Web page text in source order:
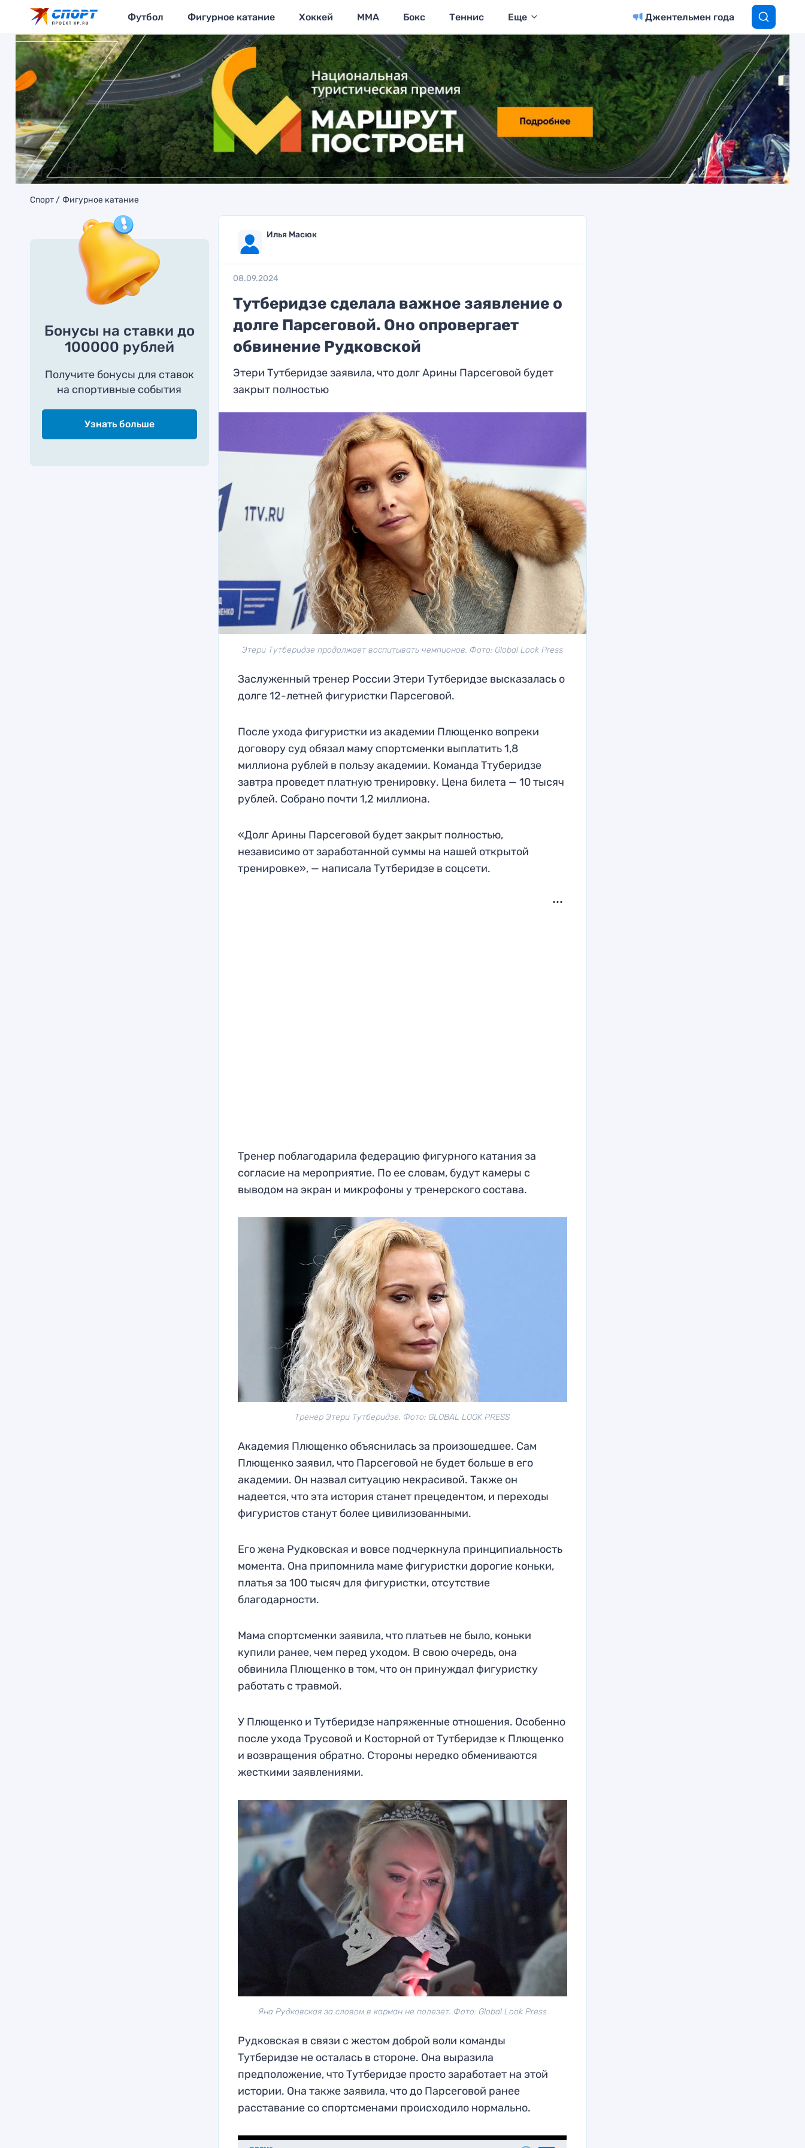
Футбол Фигурное катание Хоккей MMA Бокс Теннис Еще Джентельмен года
Спорт Фигурное катание
Бонусы на ставки до
100000 рублей
Получите бонусы для ставок
на спортивные события
Узнать больше
Илья Масюк
08.09.2024
Тутберидзе сделала важное заявление о
долге Парсеговой. Оно опровергает
обвинение Рудковской
Этери Тутберидзе заявила, что долг Арины Парсеговой будет
закрыт полностью
Этери Тутберидзе продолжает воспитывать чемпионов. Фото: Global Look Press
Заслуженный тренер России Этери Тутберидзе высказалась о
долге 12-летней фигуристки Парсеговой.
После ухода фигуристки из академии Плющенко вопреки
договору суд обязал маму спортсменки выплатить 1,8
миллиона рублей в пользу академии. Команда Ттуберидзе
завтра проведет платную тренировку. Цена билета — 10 тысяч
рублей. Собрано почти 1,2 миллиона.
«Долг Арины Парсеговой будет закрыт полностью,
независимо от заработанной суммы на нашей открытой
тренировке», — написала Тутберидзе в соцсети.
Тренер поблагодарила федерацию фигурного катания за
согласие на мероприятие. По ее словам, будут камеры с
выводом на экран и микрофоны у тренерского состава.
Тренер Этери Тутберидзе. Фото: GLOBAL LOOK PRESS
Академия Плющенко объяснилась за произошедшее. Сам
Плющенко заявил, что Парсеговой не будет больше в его
академии. Он назвал ситуацию некрасивой. Также он
надеется, что эта история станет прецедентом, и переходы
фигуристов станут более цивилизованными.
Его жена Рудковская и вовсе подчеркнула принципиальность
момента. Она припомнила маме фигуристки дорогие коньки,
платья за 100 тысяч для фигуристки, отсутствие
благодарности.
Мама спортсменки заявила, что платьев не было, коньки
купили ранее, чем перед уходом. В свою очередь, она
обвинила Плющенко в том, что он принуждал фигуристку
работать с травмой.
У Плющенко и Тутберидзе напряженные отношения. Особенно
после ухода Трусовой и Косторной от Тутберидзе к Плющенко
и возвращения обратно. Стороны нередко обмениваются
жесткими заявлениями.
Яна Рудковская за словом в карман не полезет. Фото: Global Look Press
Рудковская в связи с жестом доброй воли команды
Тутберидзе не осталась в стороне. Она выразила
предположение, что Тутберидзе просто заработает на этой
истории. Она также заявила, что до Парсеговой ранее
расставание со спортсменами происходило нормально.